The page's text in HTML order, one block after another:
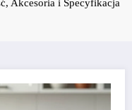
Akcesoria i Specyfikacja